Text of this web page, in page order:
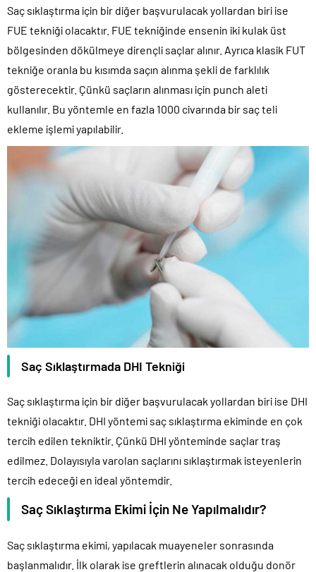
Saç sıklaştırma için bir diğer başvurulacak yollardan biri ise
FUE tekniği olacaktır. FUE tekniğinde ensenin iki kulak üst
bölgesinden dökülmeye dirençli saçlar alınır. Ayrıca klasik FUT
tekniğe oranla bu kısımda saçın alınma şekli de farklılık
gösterecektir. Çünkü saçların alınması için punch aleti
kullanılır. Bu yöntemle en fazla 1000 civarında bir saç teli
ekleme işlemi yapılabilir.
Saç Sıklaştırmada DHI Tekniği
Saç sıklaştırma için bir diğer başvurulacak yollardan biri ise DHI
tekniği olacaktır. DHI yöntemi saç sıklaştırma ekiminde en çok
tercih edilen tekniktir. Çünkü DHI yönteminde saçlar traş
edilmez. Dolayısıyla varolan saçlarını sıklaştırmak isteyenlerin
tercih edeceği en ideal yöntemdir.
Saç Sıklaştırma Ekimi İçin Ne Yapılmalıdır?
Saç sıklaştırma ekimi, yapılacak muayeneler sonrasında
başlanmalıdır. İlk olarak ise greftlerin alınacak olduğu donör